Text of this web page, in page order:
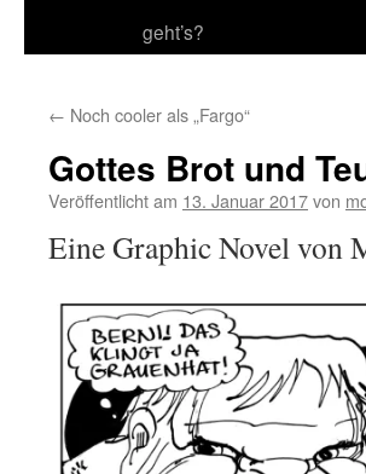
geht’s?
← Noch cooler als „Fargo“
Gottes Brot und
Veröffentlicht am 13. Januar 2017von
Eine Graphic Novel von